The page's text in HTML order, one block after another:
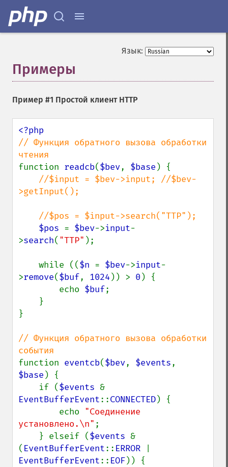
Язык:
Примеры
Пример #1 Простой клиент HTTP
// Функция обратного вызова обработки
function readcb($bev, $base ) {
//$input = $bev->input; //$bev-
>getInput();
$pos = $bev->input-
>search( "TTP" );
    while ((
$n = $bev->input-
>remove($buf, 1024 )) > 0 ) {
        echo
$buf;
}
// Функция обратного вызова обработки
function eventcb($bev, $events
$base ) {
    if (
$events
EventBufferEvent::CONNECTED) {
        echo
"Соединение
установлено.\n" ;
    } elseif (
$events &
( EventBufferEvent:: ERROR
EventBufferEvent:: EOF)) {